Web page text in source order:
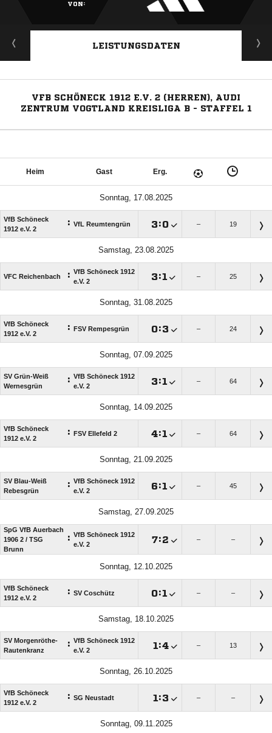
VON:
LEISTUNGSDATEN
VFB SCHÖNECK 1912 E.V. 2 (HERREN), AUDI
ZENTRUM VOGTLAND KREISLIGA B - STAFFEL 1
Heim Gast Erg.
Sonntag, 17.08.2025
VfB Schöneck
1912 e.V. 2
: VfL Reumtengrün : – 19
Samstag, 23.08.2025
VFC Reichenbach : VfB Schöneck 1912
e.V. 2
: – 25
Sonntag, 31.08.2025
VfB Schöneck
1912 e.V. 2
: FSV Rempesgrün : – 24
Sonntag, 07.09.2025
SV Grün-Weiß
Wernesgrün
: VfB Schöneck 1912
e.V. 2
: – 64
Sonntag, 14.09.2025
VfB Schöneck
1912 e.V. 2
: FSV Ellefeld 2 : – 64
Sonntag, 21.09.2025
SV Blau-Weiß
Rebesgrün
: VfB Schöneck 1912
e.V. 2
: – 45
Samstag, 27.09.2025
SpG VfB Auerbach
1906 2 /​ TSG
Brunn
: VfB Schöneck 1912
e.V. 2
: – –
Sonntag, 12.10.2025
VfB Schöneck
1912 e.V. 2
: SV Coschütz : – –
Samstag, 18.10.2025
SV Morgenröthe-
Rautenkranz
: VfB Schöneck 1912
e.V. 2
: – 13
Sonntag, 26.10.2025
VfB Schöneck
1912 e.V. 2
: SG Neustadt : – –
Sonntag, 09.11.2025